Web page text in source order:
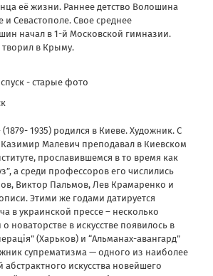
её жизни. Раннее детство Волошина
и Севастополе. Свое среднее
начал в 1-й Московской гимназии.
в Крыму.
(1879- 1935) родился в Киеве. Художник. С
Казимир Малевич преподавал в Киевском
прославившемся в то время как
а среди профессоров его числились
Виктор Пальмов, Лев Крамаренко и
Этими же годами датируется
в украинской прессе – несколько
о новаторстве в искусстве появилось в
(Харьков) и “Альманах-авангард”
супрематизма — одного из наиболее
искусства новейшего